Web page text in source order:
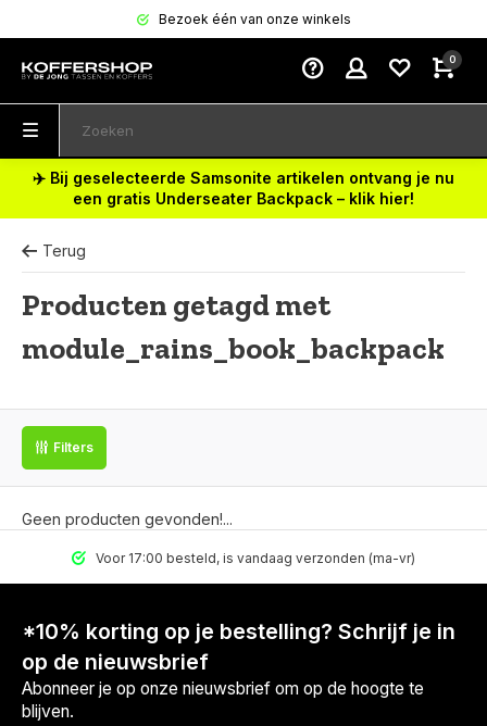
Bezoek één van onze winkels
0
✈️ Bij geselecteerde Samsonite artikelen ontvang je nu
een gratis Underseater Backpack – klik hier!
Terug
Producten getagd met
module_rains_book_backpack
Filters
Geen producten gevonden!...
Voor 17:00 besteld, is vandaag verzonden (ma-vr)
*10% korting op je bestelling? Schrijf je in
op de nieuwsbrief
Abonneer je op onze nieuwsbrief om op de hoogte te
blijven.